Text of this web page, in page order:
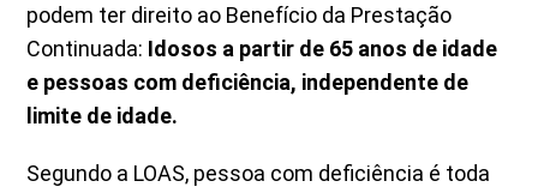
podem ter direito ao Benefício da Prestação
Continuada: Idosos a partir de 65 anos de idade
e pessoas com deficiência, independente de
limite de idade.
Segundo a LOAS, pessoa com deficiência é toda